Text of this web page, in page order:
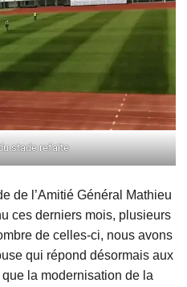
stade refaite
de l’Amitié Général Mathieu
ces derniers mois, plusieurs
de celles-ci, nous avons
qui répond désormais aux
la modernisation de la